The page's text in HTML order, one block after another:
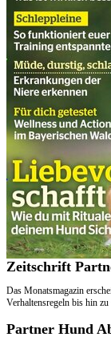
Zeitschrift
Das Monatsmagazin
Verhaltensregeln bis hin
Partner Hund